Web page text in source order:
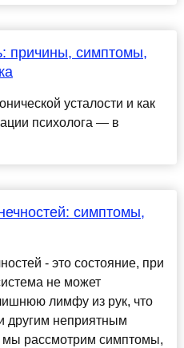
причины, симптомы,
усталости и как
психолога — в
симптомы,
- это состояние, при
не может
лимфу из рук, что
другим неприятным
мы рассмотрим симптомы,